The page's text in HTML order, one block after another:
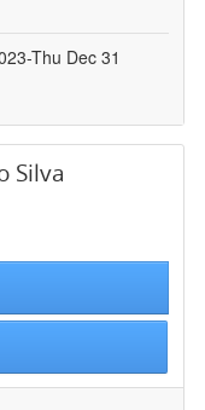
Thu Dec 31
Silva